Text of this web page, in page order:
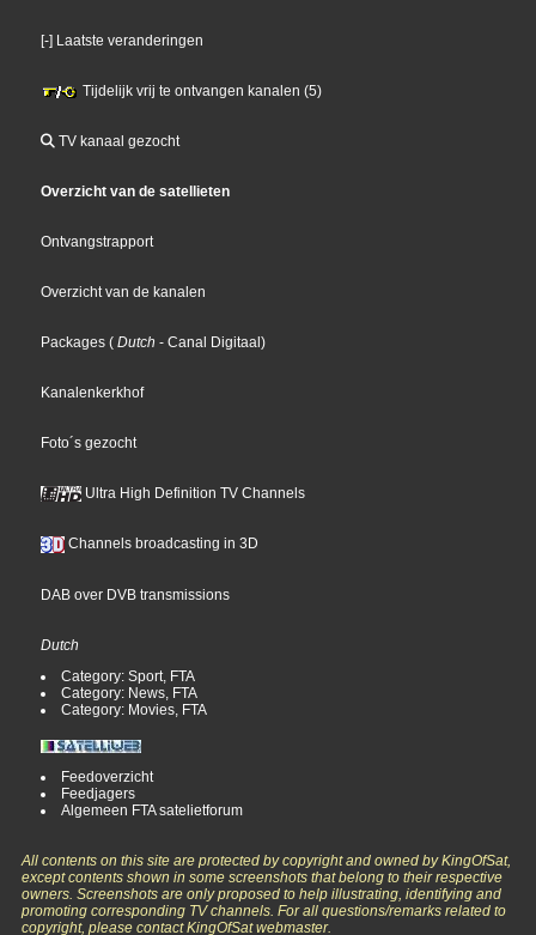
[-] Laatste veranderingen
Tijdelijk vrij te ontvangen kanalen (5)
TV kanaal gezocht
Overzicht van de satellieten
Ontvangstrapport
Overzicht van de kanalen
Packages ( Dutch - Canal Digitaal)
Kanalenkerkhof
Foto´s gezocht
Ultra High Definition TV Channels
Channels broadcasting in 3D
DAB over DVB transmissions
Dutch
Category: Sport, FTA
Category: News, FTA
Category: Movies, FTA
Feedoverzicht
Feedjagers
Algemeen FTA satelietforum
All contents on this site are protected by copyright and owned by KingOfSat,
except contents shown in some screenshots that belong to their respective
owners. Screenshots are only proposed to help illustrating, identifying and
promoting corresponding TV channels. For all questions/remarks related to
copyright, please contact KingOfSat webmaster.